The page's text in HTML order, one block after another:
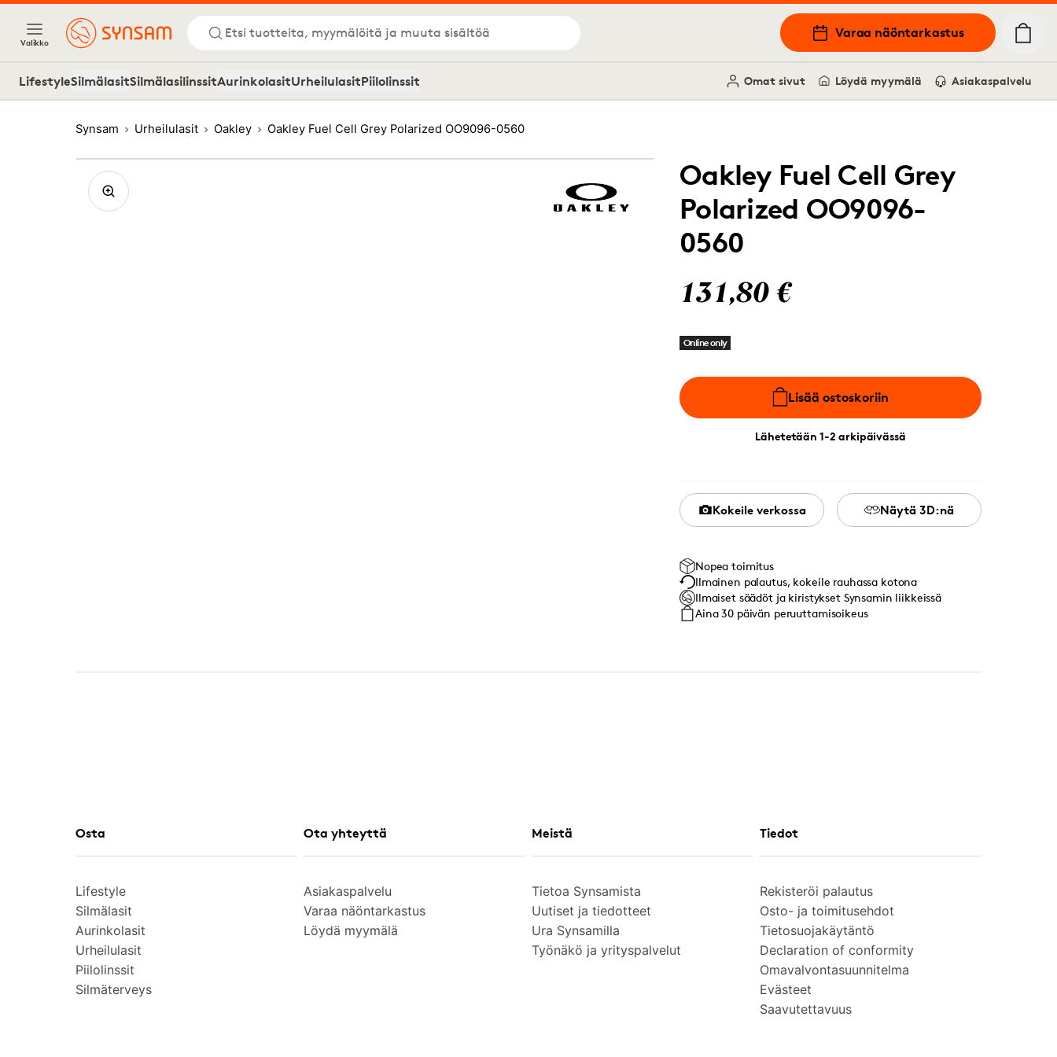
Valikko
Etsi tuotteita, myymälöitä ja muuta sisältöä Varaa näöntarkastus
LifestyleSilmälasitSilmälasilinssitAurinkolasitUrheilulasitPiilolinssit Omat sivut Löydä myymälä Asiakaspalvelu
Synsam Urheilulasit Oakley Oakley Fuel Cell Grey Polarized OO9096-0560
Oakley Fuel Cell Grey
Polarized OO9096-
0560
131,80 €
Online only
Lisää ostoskoriin
Lähetetään 1-2 arkipäivässä
Kokeile verkossa Näytä 3D:nä
Nopea toimitus
Ilmainen palautus, kokeile rauhassa kotona
Ilmaiset säädöt ja kiristykset Synsamin liikkeissä
Aina 30 päivän peruuttamisoikeus
Osta
Lifestyle
Silmälasit
Aurinkolasit
Urheilulasit
Piilolinssit
Silmäterveys
Ota yhteyttä
Asiakaspalvelu
Varaa näöntarkastus
Löydä myymälä
Meistä
Tietoa Synsamista
Uutiset ja tiedotteet
Ura Synsamilla
Työnäkö ja yrityspalvelut
Tiedot
Rekisteröi palautus
Osto- ja toimitusehdot
Tietosuojakäytäntö
Declaration of conformity
Omavalvontasuunnitelma
Evästeet
Saavutettavuus